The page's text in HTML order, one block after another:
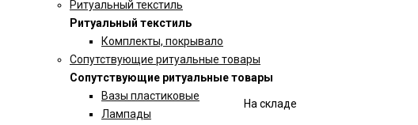
Ритуальный текстиль
Ритуальный текстиль
Комплекты, покрывало
Сопутствующие ритуальные товары
Сопутствующие ритуальные товары
Вазы пластиковые
Лампады
На складе